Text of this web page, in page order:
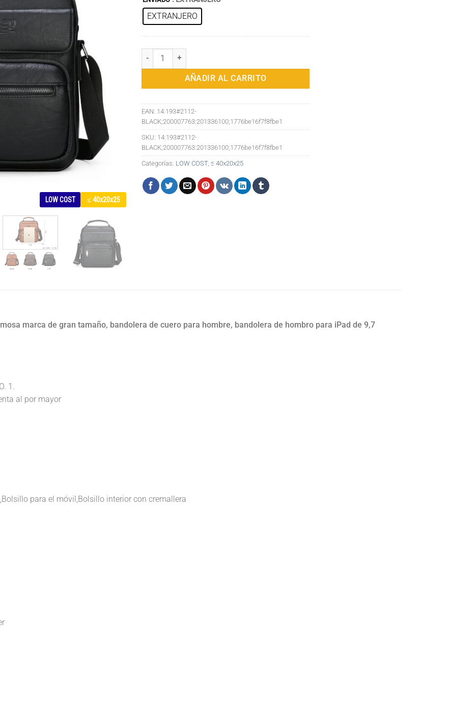
LOW COST ≤ 40x20x25
EXTRANJERO
Bolsos de mano de cuero para hombre, bandolera de hombro, de marca famosa, tamaño grande, para
AÑADIR AL CARRITO
EAN: 14:193#2112-
BLACK;200007763:201336100;1776be16f7f8fbe1
SKU: 14:193#2112-
BLACK;200007763:201336100;1776be16f7f8fbe1
Categorías: LOW COST, ≤ 40x20x25
marca de gran tamaño, bandolera de cuero para hombre, bandolera de hombro para iPad de 9,7
1.
al por mayor
para el móvil,Bolsillo interior con cremallera